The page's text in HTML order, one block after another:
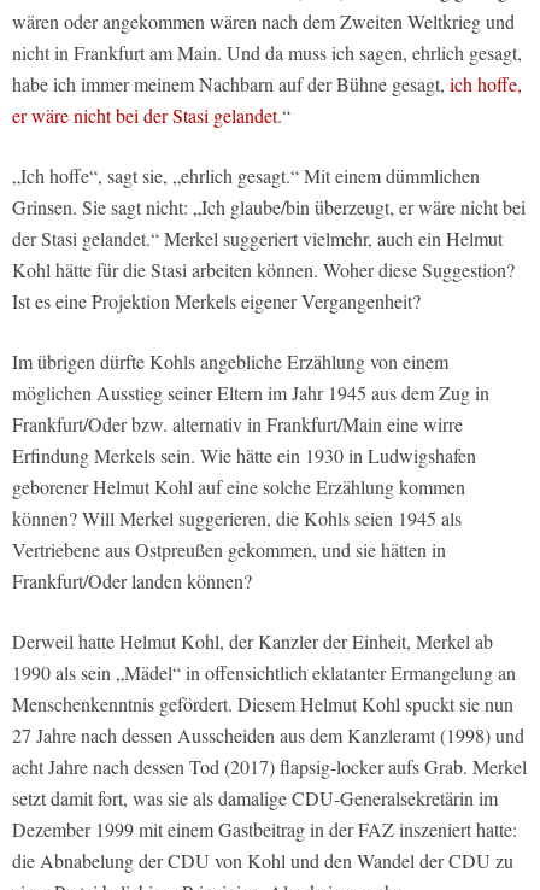
wären oder angekommen wären nach dem Zweiten Weltkrieg und
nicht in Frankfurt am Main. Und da muss ich sagen, ehrlich gesagt,
habe ich immer meinem Nachbarn auf der Bühne gesagt, ich hoffe,
er wäre nicht bei der Stasi gelandet.“
„Ich hoffe“, sagt sie, „ehrlich gesagt.“ Mit einem dümmlichen
Grinsen. Sie sagt nicht: „Ich glaube/bin überzeugt, er wäre nicht bei
der Stasi gelandet.“ Merkel suggeriert vielmehr, auch ein Helmut
Kohl hätte für die Stasi arbeiten können. Woher diese Suggestion?
Ist es eine Projektion Merkels eigener Vergangenheit?
Im übrigen dürfte Kohls angebliche Erzählung von einem
möglichen Ausstieg seiner Eltern im Jahr 1945 aus dem Zug in
Frankfurt/Oder bzw. alternativ in Frankfurt/Main eine wirre
Erfindung Merkels sein. Wie hätte ein 1930 in Ludwigshafen
geborener Helmut Kohl auf eine solche Erzählung kommen
können? Will Merkel suggerieren, die Kohls seien 1945 als
Vertriebene aus Ostpreußen gekommen, und sie hätten in
Frankfurt/Oder landen können?
Derweil hatte Helmut Kohl, der Kanzler der Einheit, Merkel ab
1990 als sein „Mädel“ in offensichtlich eklatanter Ermangelung an
Menschenkenntnis gefördert. Diesem Helmut Kohl spuckt sie nun
27 Jahre nach dessen Ausscheiden aus dem Kanzleramt (1998) und
acht Jahre nach dessen Tod (2017) flapsig-locker aufs Grab. Merkel
setzt damit fort, was sie als damalige CDU-Generalsekretärin im
Dezember 1999 mit einem Gastbeitrag in der FAZ inszeniert hatte:
die Abnabelung der CDU von Kohl und den Wandel der CDU zu